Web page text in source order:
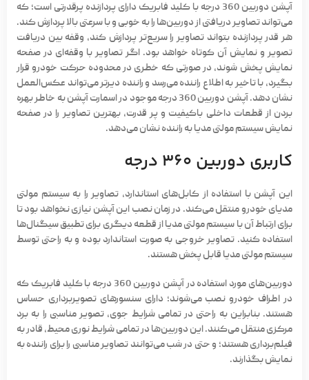
آپشن دوربین 360 درجه با کلید فابریک دارای پردازنده پرقدرتی است؛ که
می‌تواند تصاویر دریافتی از دوربین‌ها را به خوبی و با سرعتی بالا پردازش کند.
هر قدر پردازنده بتواند تصاویر را سریع‌تر پردازش کند، وقفه بین دریافت
تصویر و نمایش آن کوتاه خواهد بود. اگر تصاویر با وقفه‌ای درصفحه
نمایش پخش شوند، در صورتی که خطری در محدوده حرکت خودرو قرار
بگیرد، با تاخیر به اطلاع راننده می‌رسد و راننده دیرتر می‌تواند عکس‌العمل
نشان دهد. آپشن دوربین 360 درجه موجود در اسمارت آپشن به خاطر بهره
بردن از قطعات داخلی باکیفیت و پر قدرت، بهترین تصاویر را در صفحه
نمایش سیستم مولتی مدیا به راننده نشان می‌دهد.
کاربری دوربین 360 درجه
این آپشن با استفاده از کابل‌های استاندارد، تصاویر را به سیستم مولتی
مدیای خودرو منتقل می‌کند. در زمان نصب این آپشن نیازی نخواهد بود تا
برای ارتباط آن با سیستم مولتی مدیا از قطعه دیگری برایتطبیق سیگنال‌ها
استفاده کنید. تصاویر خروجی به صورت استاندارد بوده و به راحتی توسط
سیستم مولتی مدیا قابل پخش هستند.
دوربین‌های مورد استفاده در آپشن دوربین 360 درجه با کلید فابریک که
در اطراف خودرو نصب می‌شوند؛ دارای سنسورهای تصویربرداری حساس
هستند. بنابراین به راحتی در تمامی شرایط جوی، تصویر مناسبی را به برد
مرکزی منتقل می‌کنند. این دوربین‌ها در تمامی شرایط نوری محیط، قادر به
فیلم‌برداری هستند؛ و حتی در شب می‌توانند تصاویر مناسبی را برای راننده به
نمایش بگذارند.